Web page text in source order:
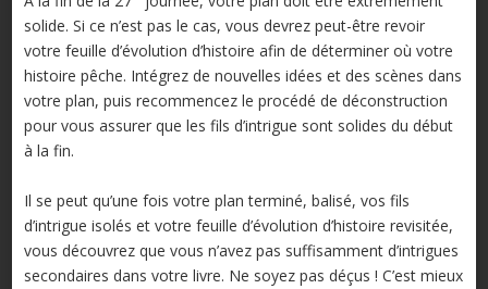
solide. Si ce n’est pas le cas, vous devrez peut-être revoir
votre feuille d’évolution d’histoire afin de déterminer où votre
histoire pêche. Intégrez de nouvelles idées et des scènes dans
votre plan, puis recommencez le procédé de déconstruction
pour vous assurer que les fils d’intrigue sont solides du début
à la fin.
Il se peut qu’une fois votre plan terminé, balisé, vos fils
d’intrigue isolés et votre feuille d’évolution d’histoire revisitée,
vous découvrez que vous n’avez pas suffisamment d’intrigues
secondaires dans votre livre. Ne soyez pas déçus ! C’est mieux